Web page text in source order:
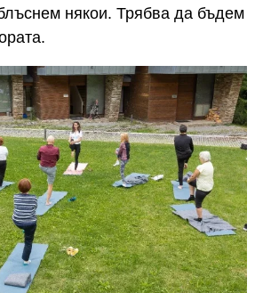
някои. Трябва да бъдем